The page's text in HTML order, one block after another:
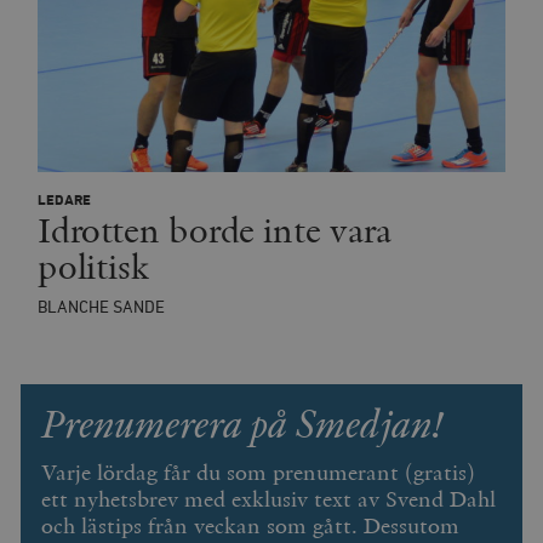
LEDARE
Idrotten borde inte vara
politisk
BLANCHE SANDE
Prenumerera på Smedjan!
Varje lördag får du som prenumerant (gratis)
ett nyhetsbrev med exklusiv text av Svend Dahl
och lästips från veckan som gått. Dessutom
woocommerce_items_in_cart
Automattic
Inc.
timbro.se
wp_woocommerce_session_[abcdef0123456789]
{32}
timbro.se
__cf_bm
Cloudflare
_hjAbsoluteSessionInProgress